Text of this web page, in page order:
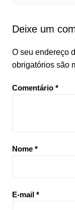
Deixe um
O seu endereço
obrigatórios são
Comentário *
Nome *
E-mail *